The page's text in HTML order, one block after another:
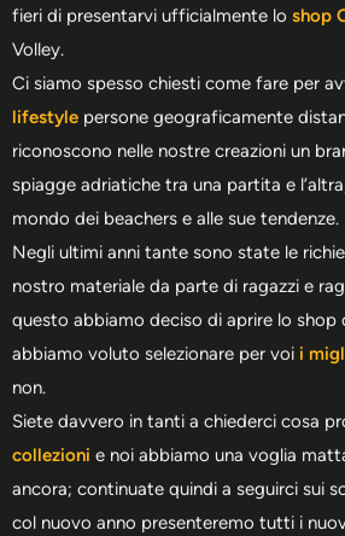
fieri di presentarvi ufficialmente lo shop
Volley.
Ci siamo spesso chiesti come fare per
lifestyle persone geograficamente
riconoscono nelle nostre creazioni un
spiagge adriatiche tra una partita e
mondo dei beachers e alle sue tendenze.
Negli ultimi anni tante sono state le
nostro materiale da parte di ragazzi e
questo abbiamo deciso di aprire lo shop
abbiamo voluto selezionare per voi i
non.
Siete davvero in tanti a chiederci cosa
collezioni e noi abbiamo una voglia
ancora; continuate quindi a seguirci sui
col nuovo anno presenteremo tutti i